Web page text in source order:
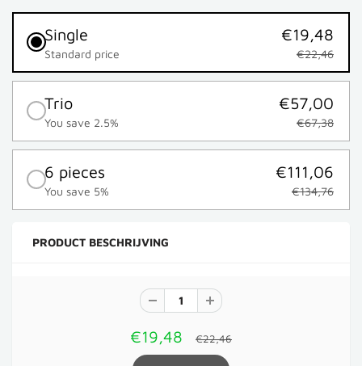
Single
Standard price
€19,48
€22,46
Trio
You save 2.5%
€57,00
€67,38
6 pieces
You save 5%
€111,06
€134,76
PRODUCT BESCHRIJVING
€19,48 €22,46